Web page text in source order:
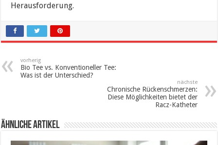
Herausforderung.
vorherig
Bio Tee vs. Konventioneller Tee:
Was ist der Unterschied?
nächste
Chronische Rückenschmerzen:
Diese Möglichkeiten bietet der
Racz-Katheter
ähnliche Artikel